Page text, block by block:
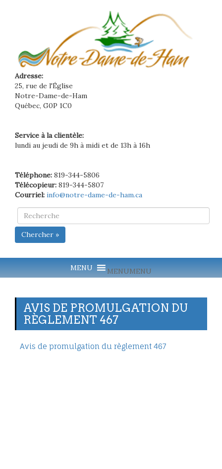
Adresse:
25, rue de l'Église
Notre-Dame-de-Ham
Québec, G0P 1C0
Service à la clientèle:
lundi au jeudi de 9h à midi et de 13h à 16h
Téléphone: 819-344-5806
Télécopieur: 819-344-5807
Courriel: info@notre-dame-de-ham.ca
Chercher »
MENUMENU
AVIS DE PROMULGATION DU
RÈGLEMENT 467
Avis de promulgation du règlement 467